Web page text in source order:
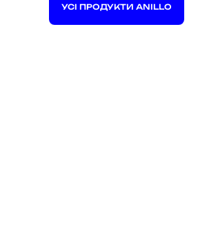
УСІ ПРОДУКТИ ANILLO